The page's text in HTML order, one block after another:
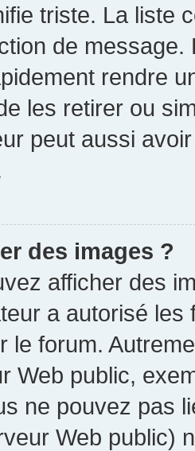
triste. La liste
de
rendre
les retirer ou
peut aussi
des images ?
afficher des
a autorisé
le forum.
Web public,
ne pouvez pas
Web public)